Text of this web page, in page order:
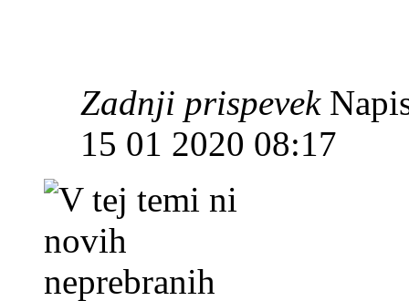
Zadnji prispevek
15 01 2020 08:17